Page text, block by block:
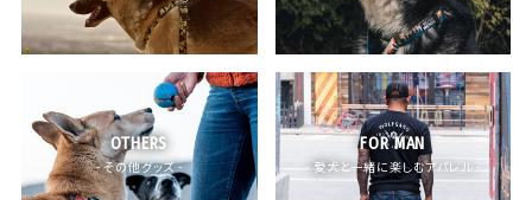
OTHERS
- その他グッズ -
FOR MAN
- 愛犬と一緒に楽しむアパレル -